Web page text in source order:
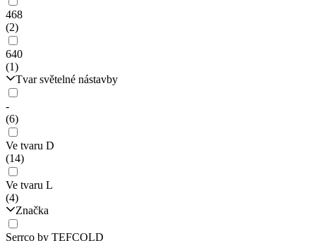
468
(2)
640
(1)
Tvar světelné nástavby
-
(6)
Ve tvaru D
(14)
Ve tvaru L
(4)
Značka
Serrco by TEFCOLD